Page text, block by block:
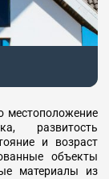
местоположение
развитость
и возраст
объекты
материалы из